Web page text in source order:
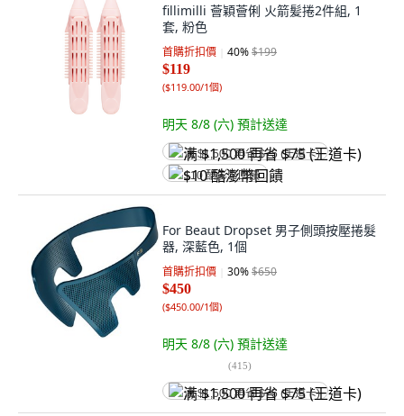
fillimilli 薈穎薈俐 火箭髪捲2件組, 1
套, 粉色
首購折扣價 40%$199
$119
($119.00/1個)
明天 8/8 (六) 預計送達
满 $1,500 再省 $75 (王道卡)
$10 酷澎幣回饋
For Beaut Dropset 男子側頭按壓捲髮
器, 深藍色, 1個
首購折扣價 30%$650
$450
($450.00/1個)
明天 8/8 (六) 預計送達
(415)
满 $1,500 再省 $75 (王道卡)